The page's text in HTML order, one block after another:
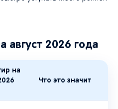
август 2026 года
на
Что это значит